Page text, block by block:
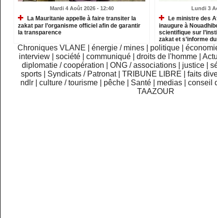
Mardi 4 Août 2026 - 12:40
La Mauritanie appelle à faire transiter la
zakat par l’organisme officiel afin de garantir
la transparence
Lundi 3
Le ministre des
inaugure à
scientifique sur
zakat et s’informe
institutions relevant
Chroniques VLANE énergie / mines politique
interview
|société |communiqué |droits de l'homme |
diplomatie / coopération
ONG / associations justice
sports
Syndicats / Patronat TRIBUNE LIBRE
faits
ndlr
|culture / tourisme pêche Santé medias |conseil
TAAZOUR